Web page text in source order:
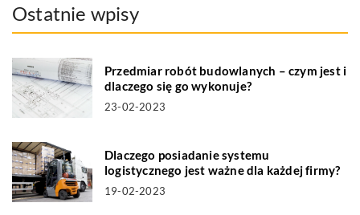
Ostatnie wpisy
Przedmiar robót budowlanych – czym jest i
dlaczego się go wykonuje?
23-02-2023
Dlaczego posiadanie systemu
logistycznego jest ważne dla każdej firmy?
19-02-2023